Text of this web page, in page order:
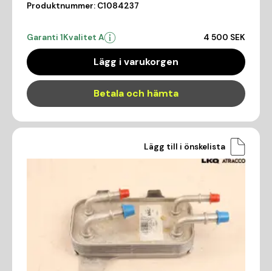
Produktnummer: C1084237
Garanti 1Kvalitet A 4 500 SEK
Lägg i varukorgen
Betala och hämta
Lägg till i önskelista